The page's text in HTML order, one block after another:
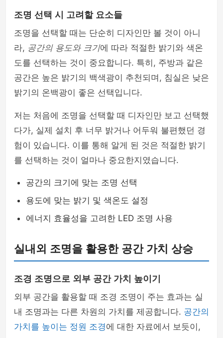
조명 선택 시 고려할 요소들
조명을 선택할 때는 단순히 디자인만 볼 것이 아니
라, 공간의 용도와 크기에 따라 적절한 밝기와 색온
도를 선택하는 것이 중요합니다. 특히, 주방과 같은
공간은 높은 밝기의 백색광이 추천되며, 침실은 낮은
밝기의 온백광이 좋은 선택입니다.
저는 처음에 조명을 선택할 때 디자인만 보고 선택했
다가, 실제 설치 후 너무 밝거나 어두워 불편했던 경
험이 있습니다. 이를 통해 알게 된 것은 적절한 밝기
를 선택하는 것이 얼마나 중요한지였습니다.
공간의 크기에 맞는 조명 선택
용도에 맞는 밝기 및 색온도 설정
에너지 효율성을 고려한 LED 조명 사용
실내외 조명을 활용한 공간 가치 상승
조경 조명으로 외부 공간 가치 높이기
외부 공간을 활용할 때 조경 조명이 주는 효과는 실
내 조명과는 다른 차원의 가치를 제공합니다. 공간의
가치를 높이는 정원 조경에 대한 자료에서 보듯이,